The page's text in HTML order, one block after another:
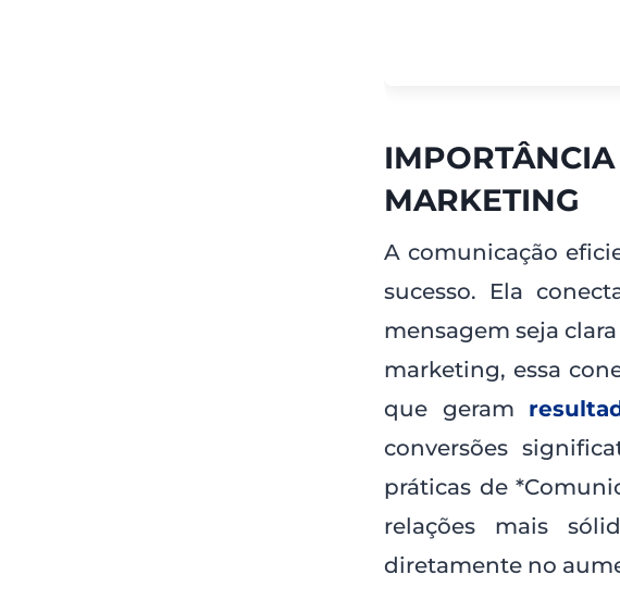
MARKETING
A comunicação
sucesso. Ela
mensagem seja
marketing, essa
que geram
conversões
práticas de
relações mais
diretamente no